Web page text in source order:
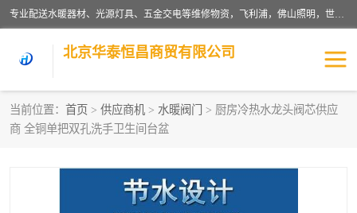
专业配送水暖器材、光源灯具、五金交电等维修物资，飞利浦，佛山照明，世达，博世，九牧，特陶等各产品涉及国内外知名品牌。公司专注与物业、学校、酒店、工厂等单位合作，提供一站式配送服务，降低客户综合成本。依托电子商务改变传统模式，以专业的团队为客户提供24H物资配送到达，货到月结、统一开票，便捷退换等服务，提高了企业的运营效率。
北京华泰恒昌商贸有限公司
当前位置： 首页 > 供应商机 > 水暖阀门
> 厨房冷热水龙头阀芯供应
商 全铜单把双孔洗手卫生间台盆
水暖阀门
涂料辅材